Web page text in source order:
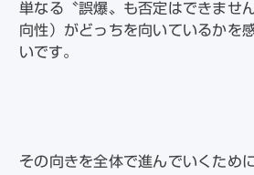
単なる〝誤爆〟も否定はできませ
向性）がどっちを向いているかを
いです。
その向きを全体で進んでいくため